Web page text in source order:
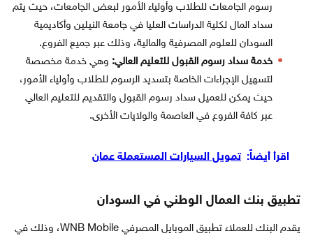
رسوم الجامعات للطلاب وأولياء الأمور لبعض الجامعات، حيث يتم
سداد المال لكلية الدراسات العليا في جامعة النيلين وأكاديمية
السودان للعلوم المصرفية والمالية، وذلك عبر جميع الفروع.
خدمة سداد رسوم القبول للتعليم العالي: وهي خدمة مخصصة
لتسهيل الإجراءات الخاصة بتسديد الرسوم للطلاب وأولياء الأمور،
حيث يمكن للعميل سداد رسوم القبول والتقديم للتعليم العالي
عبر كافة الفروع في العاصمة والولايات الأخرى.
اقرأ أيضاً: تمويل السيارات المستعملة عمان
تطبيق بنك العمال الوطني في السودان
يقدم البنك للعملاء تطبيق الموبايل المصرفي WNB Mobile، وذلك في